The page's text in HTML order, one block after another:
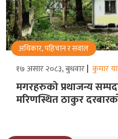
अधिकार, पहिचान र सवाल
१७ असार २०८३, बुधवार कुमार
मगरहरुको प्रथाजन्य
मरिणस्थित ठाकुर